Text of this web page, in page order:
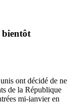
bientôt
ont décidé de ne
de la République
mi-janvier en